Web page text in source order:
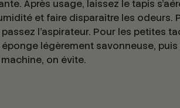
Après usage, laissez le tapis
et faire disparaître les odeurs.
l'aspirateur. Pour les petites
légèrement savonneuse,
machine, on évite.